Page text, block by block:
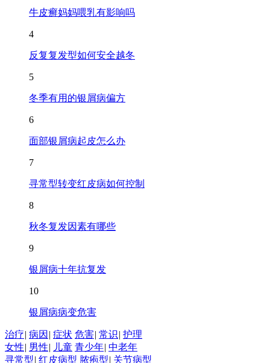
牛皮癣妈妈喂乳有影响吗
4
反复复发型如何安全越冬
5
冬季有用的银屑病偏方
6
面部银屑病起皮怎么办
7
寻常型转变红皮病如何控制
8
秋冬复发因素有哪些
9
银屑病十年抗复发
10
银屑病病变危害
治疗| 病因 | 症状 危害| 常识| 护理
女性| 男性| 儿童 青少年| 中老年
寻常型| 红皮病型 脓疱型| 关节病型